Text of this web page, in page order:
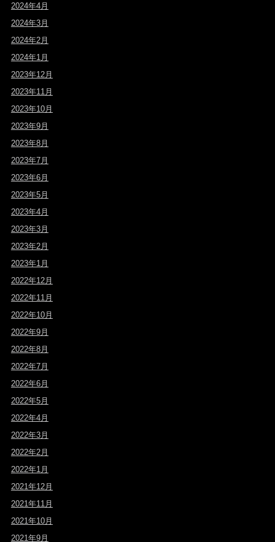
2024年4月
2024年3月
2024年2月
2024年1月
2023年12月
2023年11月
2023年10月
2023年9月
2023年8月
2023年7月
2023年6月
2023年5月
2023年4月
2023年3月
2023年2月
2023年1月
2022年12月
2022年11月
2022年10月
2022年9月
2022年8月
2022年7月
2022年6月
2022年5月
2022年4月
2022年3月
2022年2月
2022年1月
2021年12月
2021年11月
2021年10月
2021年9月